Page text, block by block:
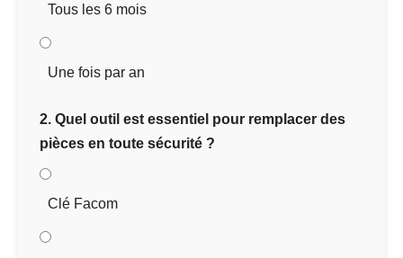
Tous les 6 mois
Une fois par an
2. Quel outil est essentiel pour remplacer des
pièces en toute sécurité ?
Clé Facom